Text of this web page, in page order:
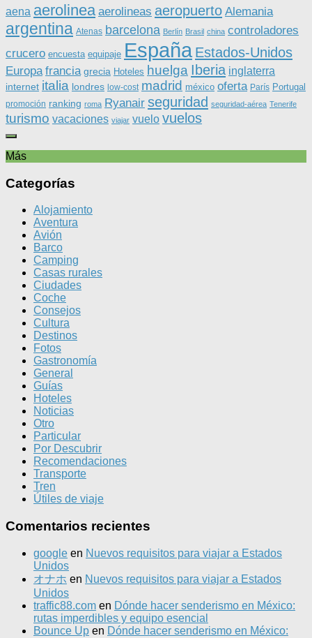
aena aerolinea aerolineas aeropuerto Alemania
argentina Atenas barcelona Berlín Brasil china controladores
crucero encuesta equipaje España Estados-Unidos
Europa francia grecia Hoteles huelga Iberia inglaterra
internet italia londres low-cost madrid méxico oferta París Portugal
promoción ranking roma Ryanair seguridad seguridad-aérea Tenerife
turismo vacaciones viajar vuelo vuelos
Más
Categorías
Alojamiento
Aventura
Avión
Barco
Camping
Casas rurales
Ciudades
Coche
Consejos
Cultura
Destinos
Fotos
Gastronomía
General
Guías
Hoteles
Noticias
Otro
Particular
Por Descubrir
Recomendaciones
Transporte
Tren
Útiles de viaje
Comentarios recientes
google en Nuevos requisitos para viajar a Estados
Unidos
オナホ en Nuevos requisitos para viajar a Estados
Unidos
traffic88.com en Dónde hacer senderismo en México:
rutas imperdibles y equipo esencial
Bounce Up en Dónde hacer senderismo en México: